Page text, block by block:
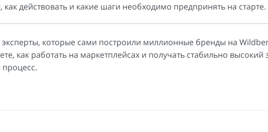
действовать и какие шаги необходимо предпринять на старте.
которые сами построили миллионные бренды на
как работать на маркетплейсах и получать стабильно высокий